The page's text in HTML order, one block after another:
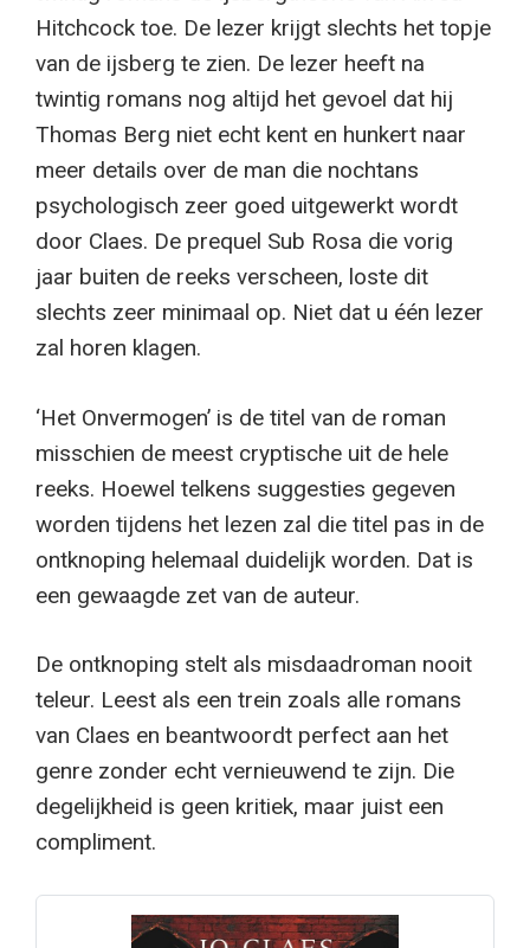
Hitchcock toe. De lezer krijgt slechts het topje
van de ijsberg te zien. De lezer heeft na
twintig romans nog altijd het gevoel dat hij
Thomas Berg niet echt kent en hunkert naar
meer details over de man die nochtans
psychologisch zeer goed uitgewerkt wordt
door Claes. De prequel Sub Rosa die vorig
jaar buiten de reeks verscheen, loste dit
slechts zeer minimaal op. Niet dat u één lezer
zal horen klagen.
‘Het Onvermogen’ is de titel van de roman
misschien de meest cryptische uit de hele
reeks. Hoewel telkens suggesties gegeven
worden tijdens het lezen zal die titel pas in de
ontknoping helemaal duidelijk worden. Dat is
een gewaagde zet van de auteur.
De ontknoping stelt als misdaadroman nooit
teleur. Leest als een trein zoals alle romans
van Claes en beantwoordt perfect aan het
genre zonder echt vernieuwend te zijn. Die
degelijkheid is geen kritiek, maar juist een
compliment.